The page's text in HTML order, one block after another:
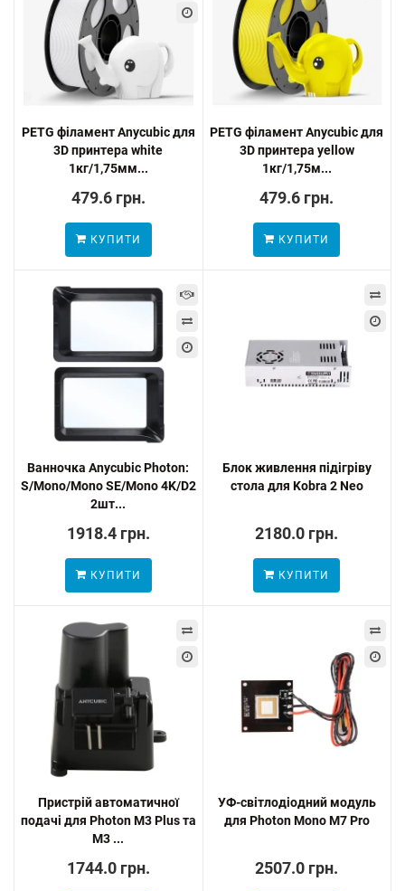
PETG філамент Anycubic для
3D принтера white
1кг/1,75мм...
479.6 грн.
КУПИТИ
PETG філамент Anycubic для
3D принтера yellow
1кг/1,75м...
479.6 грн.
КУПИТИ
Ванночка Anycubic Photon:
S/Mono/Mono SE/Mono 4K/D2
2шт...
1918.4 грн.
КУПИТИ
Блок живлення підігріву
стола для Kobra 2 Neo
2180.0 грн.
КУПИТИ
Пристрій автоматичної
подачі для Photon M3 Plus та
M3 ...
1744.0 грн.
УФ-світлодіодний модуль
для Photon Mono M7 Pro
2507.0 грн.